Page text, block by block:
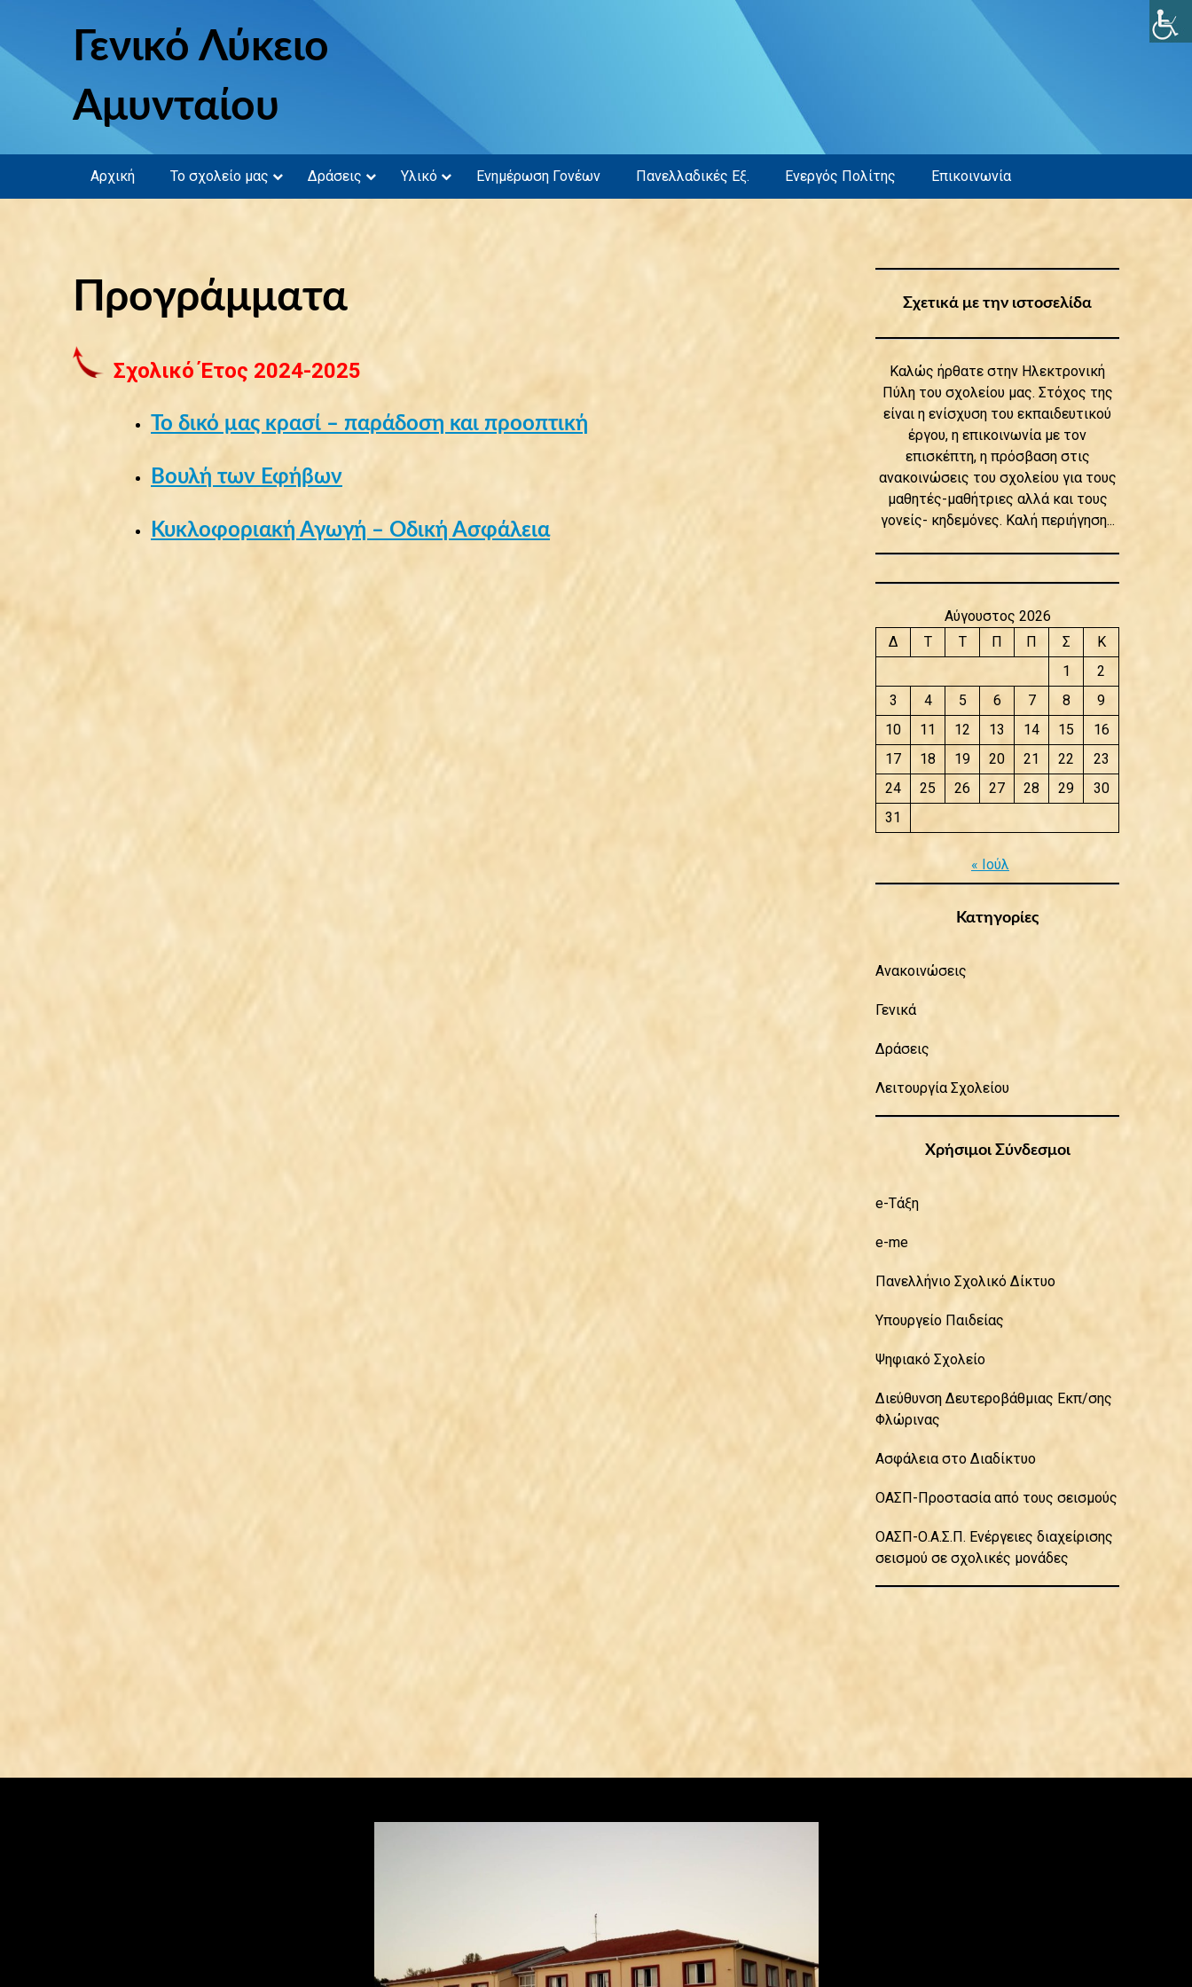
content
Γενικό Λύκειο
Αμυνταίου
Αρχική Το σχολείο μας Δράσεις Υλικό Ενημέρωση Γονέων Πανελλαδικές Εξ. Ενεργός Πολίτης Επικοινωνία
Προγράμματα
Σχολικό Έτος 2024-2025
Το δικό μας κρασί – παράδοση και προοπτική
Βουλή των Εφήβων
Κυκλοφοριακή Αγωγή – Οδική Ασφάλεια
Σχετικά με την ιστοσελίδα
Καλώς ήρθατε στην Ηλεκτρονική
Πύλη του σχολείου μας. Στόχος της
είναι η ενίσχυση του εκπαιδευτικού
έργου, η επικοινωνία με τον
επισκέπτη, η πρόσβαση στις
ανακοινώσεις του σχολείου για τους
μαθητές-μαθήτριες αλλά και τους
γονείς- κηδεμόνες. Καλή περιήγηση...
Αύγουστος 2026
Δ
Τ Τ Π Π Σ
Κ
1
2
3
4 5 6 7 8
9
10
11 12 13 14 15
16
17
18 19 20 21 22
23
24
25 26 27 28 29
30
31
« Ιούλ
Κατηγορίες
Ανακοινώσεις
Γενικά
Δράσεις
Λειτουργία Σχολείου
Χρήσιμοι Σύνδεσμοι
e-Τάξη
e-me
Πανελλήνιο Σχολικό Δίκτυο
Υπουργείο Παιδείας
Ψηφιακό Σχολείο
Διεύθυνση Δευτεροβάθμιας Εκπ/σης
Φλώρινας
Ασφάλεια στο Διαδίκτυο
ΟΑΣΠ-Προστασία από τους σεισμούς
ΟΑΣΠ-Ο.Α.Σ.Π. Ενέργειες διαχείρισης
σεισμού σε σχολικές μονάδες